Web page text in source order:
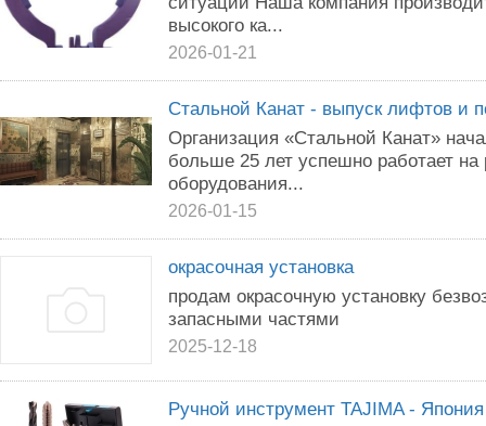
высокого ка...
2026-01-21
Стальной Канат - выпуск лифтов и
Организация «Стальной Канат»
больше 25 лет успешно работает на
оборудования...
2026-01-15
окрасочная установка
продам окрасочную установку
запасными частями
2025-12-18
Ручной инструмент TAJIMA -